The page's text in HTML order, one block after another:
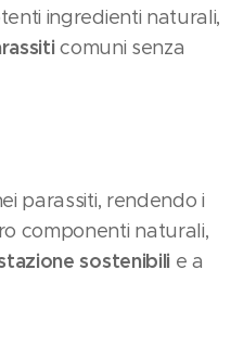
ingredienti naturali,
comuni senza
parassiti, rendendo i
componenti naturali,
sostenibili e a